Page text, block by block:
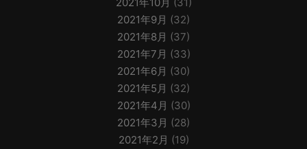
2021年9月 (32)
2021年8月 (37)
2021年7月 (33)
2021年6月 (30)
2021年5月 (32)
2021年4月 (30)
2021年3月 (28)
2021年2月 (19)